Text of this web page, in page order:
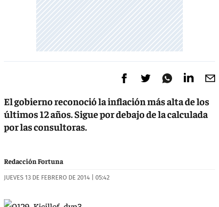
El gobierno reconoció la inflación más alta de los
últimos 12 años. Sigue por debajo de la calculada
por las consultoras.
Redacción Fortuna
JUEVES 13 DE FEBRERO DE 2014 | 05:42